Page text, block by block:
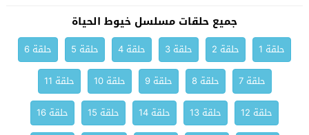
جميع حلقات مسلسل خيوط الحياة
حلقة 1 حلقة 2 حلقة 3 حلقة 4 حلقة 5
حلقة 6
حلقة 7
حلقة 8 حلقة 9 حلقة 10
حلقة 11
حلقة 12
حلقة 13 حلقة 14 حلقة 15
حلقة 16